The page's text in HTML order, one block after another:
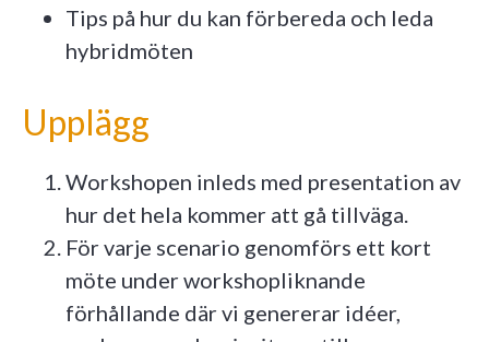
Tips på hur du kan förbereda och leda
hybridmöten
Upplägg
Workshopen inleds med presentation av
hur det hela kommer att gå tillväga.
För varje scenario genomförs ett kort
möte under workshopliknande
förhållande där vi genererar idéer,